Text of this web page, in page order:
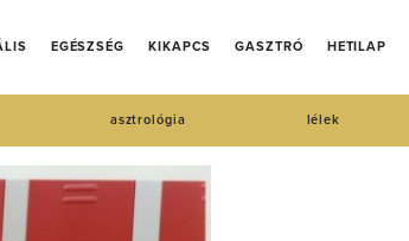
EGÉSZSÉG KIKAPCS GASZTRÓ HETILAP
asztrológia lélek